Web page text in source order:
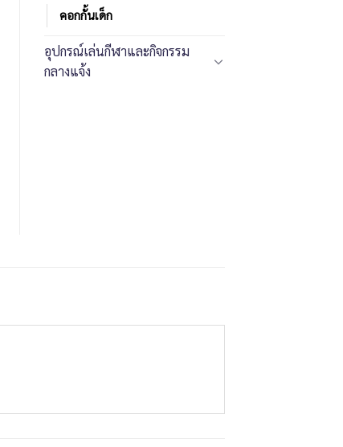
คอกกั้นเด็ก
อุปกรณ์เล่นกีฬาและกิจกรรม
กลางแจ้ง